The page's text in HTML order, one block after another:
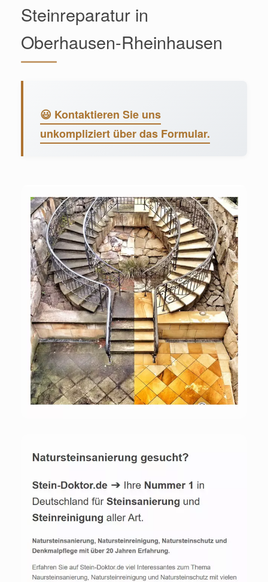
Steinreparatur in
Oberhausen-Rheinhausen
😃 Kontaktieren Sie uns
unkompliziert über das Formular.